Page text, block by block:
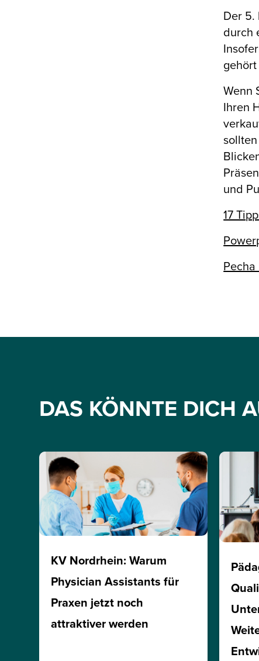
Der 5.
durch
Wenn
Ihren
und
17
DAS KÖNNTE DICH
KV Nordrhein: Warum
Physician Assistants für
Praxen jetzt noch
attraktiver werden